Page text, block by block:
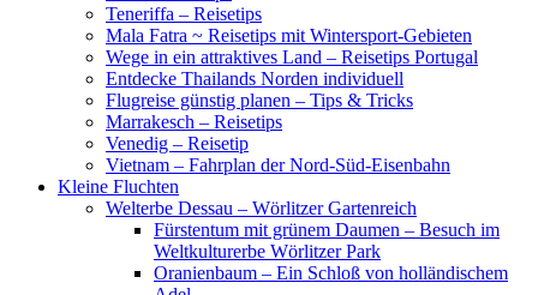
Teneriffa – Reisetips
Mala Fatra ~ Reisetips mit Wintersport-Gebieten
Wege in ein attraktives Land – Reisetips Portugal
Entdecke Thailands Norden individuell
Flugreise günstig planen – Tips & Tricks
Marrakesch – Reisetips
Venedig – Reisetip
Vietnam – Fahrplan der Nord-Süd-Eisenbahn
Kleine Fluchten
Welterbe Dessau – Wörlitzer Gartenreich
Fürstentum mit grünem Daumen – Besuch im
Weltkulturerbe Wörlitzer Park
Oranienbaum – Ein Schloß von holländischem